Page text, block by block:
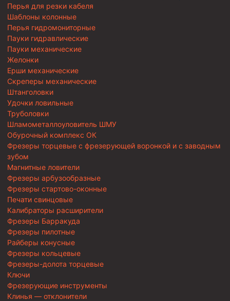
Перья для резки кабеля
Шаблоны колонные
Перья гидромониторные
Пауки гидравлические
Пауки механические
Желонки
Ерши механические
Скреперы механические
Штанголовки
Удочки ловильные
Труболовки
Шламометаллоуловитель ШМУ
Обурочный комплекс ОК
Фрезеры торцевые с фрезерующей воронкой и с заводным
зубом
Магнитные ловители
Фрезеры арбузообразные
Фрезеры стартово-оконные
Печати свинцовые
Калибраторы расширители
Фрезеры Барракуда
Фрезеры пилотные
Райберы конусные
Фрезеры кольцевые
Фрезеры-долота торцевые
Ключи
Фрезерующие инструменты
Клинья — отклонители